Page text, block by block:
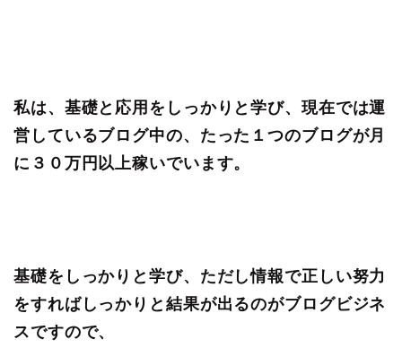
私は、基礎と応用をしっかりと学び、現在では運
営しているブログ中の、たった１つのブログが月
に３０万円以上稼いでいます。
基礎をしっかりと学び、ただし情報で正しい努力
をすればしっかりと結果が出るのがブログビジネ
スですので、